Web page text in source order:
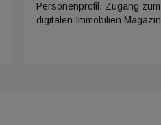
Personenprofil, Zugang zum
digitalen Immobilien Magazin